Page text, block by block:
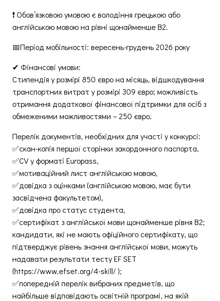
❗ Обов’язковою умовою є володіння грецькою або
англійською мовою на рівні щонайменше В2.
📅Період мобільності: вересень-грудень 2026 року
✔ Фінансові умови:
Стипендія у розмірі 850 євро на місяць, відшкодування
транспортних витрат у розмірі 309 євро; можливість
отримання додаткової фінансової підтримки для осіб з
обмеженими можливостями – 250 євро.
Перелік документів, необхідних для участі у конкурсі:
✅скан-копія першої сторінки закордонного паспорта,
✅CV у форматі Europass,
✅мотиваційний лист англійською мовою,
✅довідка з оцінками (англійською мовою, має бути
засвідчена факультетом),
✅️довідка про статус студента,
✅сертифікат з англійської мови щонайменше рівня В2;
кандидати, які не мають офіційного сертифікату, що
підтверджує рівень знання англійської мови, можуть
надавати результати тесту EF SET
(https://www.efset.org/4-skill/ );
✅попередній перелік вибраних предметів, що
найбільше відповідають освітній програмі, на якій